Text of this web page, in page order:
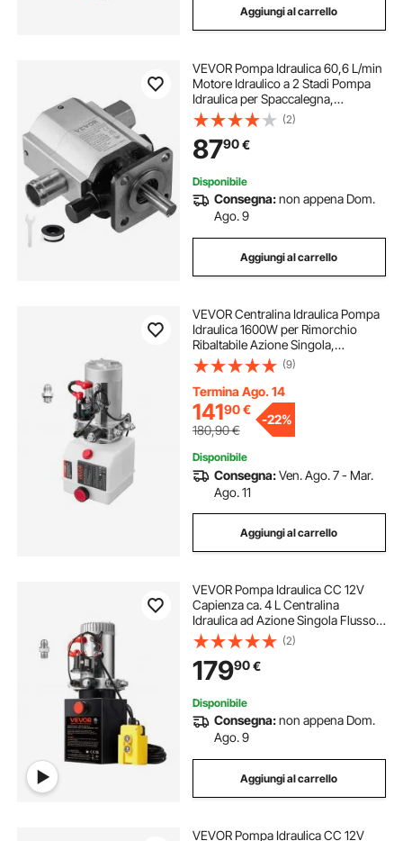
Aggiungi al carrello
VEVOR Pompa Idraulica 60,6 L/min
Motore Idraulico a 2 Stadi Pompa
Idraulica per Spaccalegna,
Accessori per Spaccalegna Elettrico
Parti per Splitter Motore Idraulico,
Pompa Idraulica per Spaccalegna
1,27cm
(2)
8790€
Disponibile
Consegna:non appena Dom.
Ago. 9
Aggiungi al carrello
VEVOR Centralina Idraulica Pompa
Idraulica 1600W per Rimorchio
Ribaltabile Azione Singola,
Pressione d'Olio 2320-2900 PSI
Velocità 2600 giri/min, Serbatoio in
Plastica per Sollevatore Piattaforma
(9)
Termina Ago. 14
14190€
180,90€
-22%
Disponibile
Consegna:Ven. Ago. 7 - Mar.
Ago. 11
Aggiungi al carrello
VEVOR Pompa Idraulica CC 12V
Capienza ca. 4 L Centralina
Idraulica ad Azione Singola Flusso
d'Olio ca. 3,44 L/min Pressione
Massima di 22 MPa, Pompa per
Montacarichi Auto Camion
Rimorchio da Garage
(2)
17990€
Disponibile
Consegna:non appena Dom.
Ago. 9
Aggiungi al carrello
VEVOR Pompa Idraulica CC 12V